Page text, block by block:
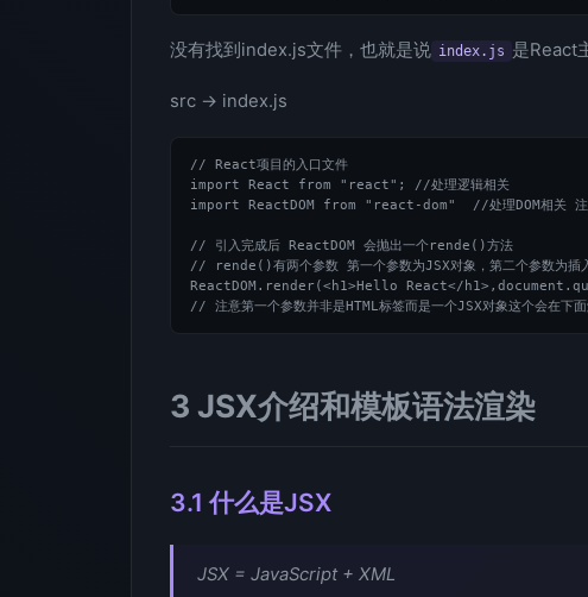
没有找到index.js文件，也就是说 index.js 是React
src -> index.js
// React项目的入口文件
import React from "react"; //处理逻辑相关
import ReactDOM from "react-dom"  //处理DOM相关 注
// 引入完成后 ReactDOM 会抛出一个rende()方法
// rende()有两个参数 第一个参数为JSX对象，第二个参数为插
ReactDOM.render(<h1>Hello React</
3 JSX介绍和模板语法渲染
3.1 什么是JSX
JSX = JavaScript + XML